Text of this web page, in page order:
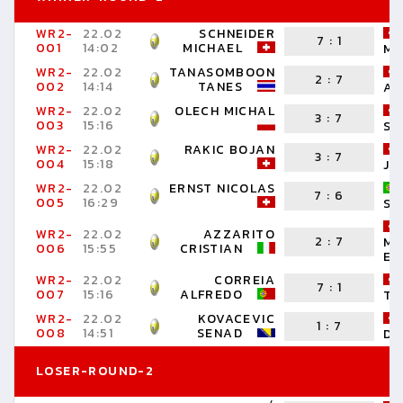
WR2-
001
22.02
14:02
SCHNEIDER
MICHAEL 7 : 1
WR2-
002
22.02
14:14
TANASOMBOON
TANES 2 : 7
WR2-
003
22.02
15:16
OLECH MICHAL 3 : 7
WR2-
004
22.02
15:18
RAKIC BOJAN 3 : 7
WR2-
005
22.02
16:29
ERNST NICOLAS 7 : 6
WR2-
006
22.02
15:55
AZZARITO
CRISTIAN 2 : 7
WR2-
007
22.02
15:16
CORREIA
ALFREDO 7 : 1
WR2-
008
22.02
14:51
KOVACEVIC
SENAD 1 : 7
LOSER-ROUND-2